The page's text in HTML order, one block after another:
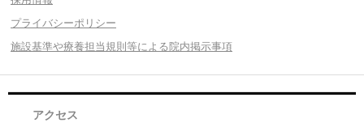
プライバシーポリシー
施設基準や療養担当規則等による院内掲示事項
アクセス